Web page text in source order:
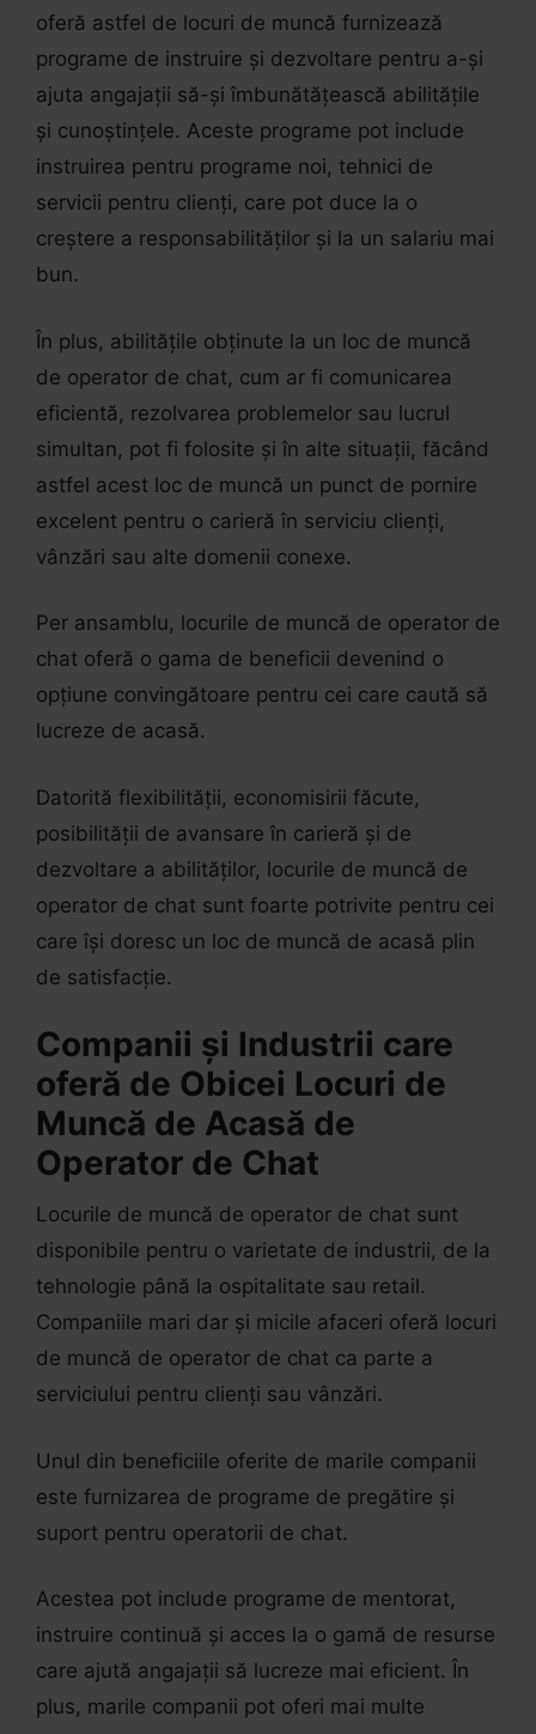
oferă astfel de locuri de muncă furnizează
programe de instruire și dezvoltare pentru a-și
ajuta angajații să-și îmbunătățească abilitățile
și cunoștințele. Aceste programe pot include
instruirea pentru programe noi, tehnici de
servicii pentru clienți, care pot duce la o
creștere a responsabilităților și la un salariu mai
bun.
În plus, abilitățile obținute la un loc de muncă
de operator de chat, cum ar fi comunicarea
eficientă, rezolvarea problemelor sau lucrul
simultan, pot fi folosite și în alte situații, făcând
astfel acest loc de muncă un punct de pornire
excelent pentru o carieră în serviciu clienți,
vânzări sau alte domenii conexe.
Per ansamblu, locurile de muncă de operator de
chat oferă o gama de beneficii devenind o
opțiune convingătoare pentru cei care caută să
lucreze de acasă.
Datorită flexibilității, economisirii făcute,
posibilității de avansare în carieră și de
dezvoltare a abilităților, locurile de muncă de
operator de chat sunt foarte potrivite pentru cei
care își doresc un loc de muncă de acasă plin
de satisfacție.
Companii și Industrii care
oferă de Obicei Locuri de
Muncă de Acasă de
Operator de Chat
Locurile de muncă de operator de chat sunt
disponibile pentru o varietate de industrii, de la
tehnologie până la ospitalitate sau retail.
Companiile mari dar și micile afaceri oferă locuri
de muncă de operator de chat ca parte a
serviciului pentru clienți sau vânzări.
Unul din beneficiile oferite de marile companii
este furnizarea de programe de pregătire și
suport pentru operatorii de chat.
Acestea pot include programe de mentorat,
instruire continuă și acces la o gamă de resurse
care ajută angajații să lucreze mai eficient. În
plus, marile companii pot oferi mai multe